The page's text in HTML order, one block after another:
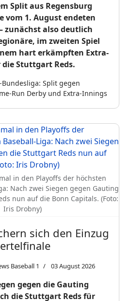
Split aus Regensburg
vom 1. August endeten
zunächst also deutlich
im zweiten Spiel
hart erkämpften Extra-
Stuttgart Reds.
Split gegen
Run Derby und Extra-Innings
in den Playoffs der höchsten
Nach zwei Siegen gegen Gauting
nun auf die Bonn Capitals. (Foto:
Iris Drobny)
sich den Einzug
Baseball 1 03 August 2026
gegen die Gauting
die Stuttgart Reds für